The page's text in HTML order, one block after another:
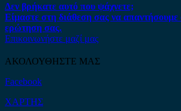
Δεν βρήκατε αυτό που ψάχνετε;
Είμαστε στη διάθεση σας να απαντήσουμε
ερώτηση σας.
Επικοινωνήστε μαζί μας
ΑΚΟΛΟΥΘΗΣΤΕ ΜΑΣ
Facebook
ΧΑΡΤΗΣ